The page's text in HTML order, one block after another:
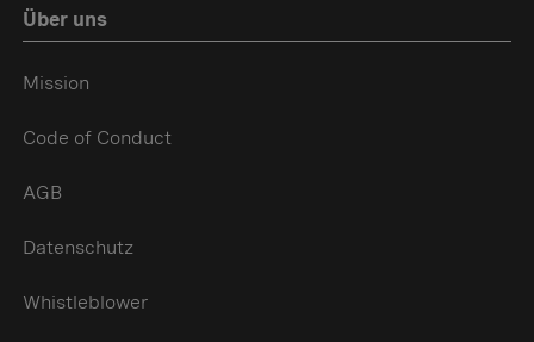
Über uns
Mission
Code of Conduct
AGB
Datenschutz
Whistleblower